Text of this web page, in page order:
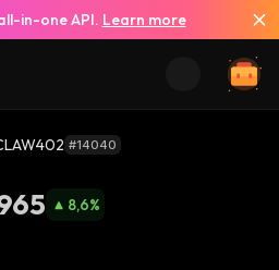
in-one API. Learn more
#14040
8,6%